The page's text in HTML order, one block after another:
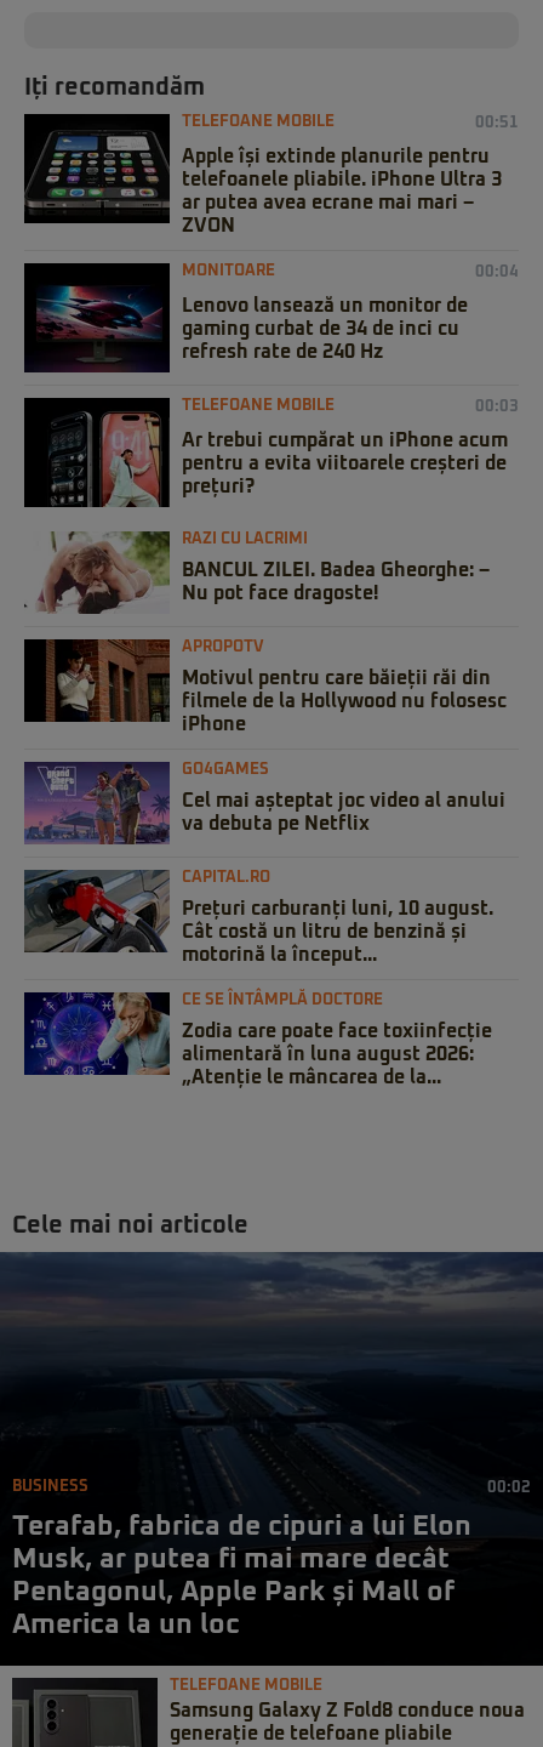
Iți recomandăm
TELEFOANE MOBILE 00:51
Apple își extinde planurile pentru
telefoanele pliabile. iPhone Ultra 3
ar putea avea ecrane mai mari –
ZVON
MONITOARE 00:04
Lenovo lansează un monitor de
gaming curbat de 34 de inci cu
refresh rate de 240 Hz
TELEFOANE MOBILE 00:03
Ar trebui cumpărat un iPhone acum
pentru a evita viitoarele creșteri de
prețuri?
RAZI CU LACRIMI
BANCUL ZILEI. Badea Gheorghe: –
Nu pot face dragoste!
APROPOTV
Motivul pentru care băieții răi din
filmele de la Hollywood nu folosesc
iPhone
GO4GAMES
Cel mai așteptat joc video al anului
va debuta pe Netflix
CAPITAL.RO
Prețuri carburanți luni, 10 august.
Cât costă un litru de benzină și
motorină la început...
CE SE ÎNTÂMPLĂ DOCTORE
Zodia care poate face toxiinfecție
alimentară în luna august 2026:
„Atenție le mâncarea de la...
Cele mai noi articole
BUSINESS 00:02
Terafab, fabrica de cipuri a lui Elon
Musk, ar putea fi mai mare decât
Pentagonul, Apple Park și Mall of
America la un loc
TELEFOANE MOBILE
Samsung Galaxy Z Fold8 conduce noua
generație de telefoane pliabile